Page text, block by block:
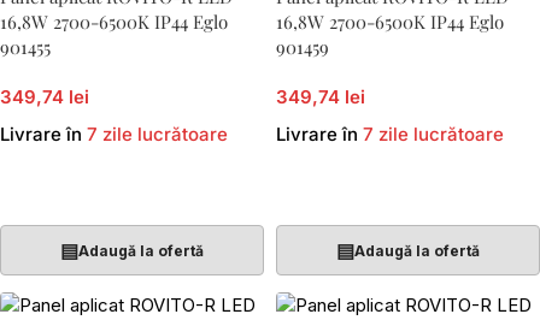
16,8W 2700-6500K IP44 Eglo
901455
349,74 lei
Livrare în 7 zile lucrătoare
▤Adaugă la ofertă
16,8W 2700-6500K IP44 Eglo
901459
349,74 lei
Livrare în 7 zile lucrătoare
▤Adaugă la ofertă